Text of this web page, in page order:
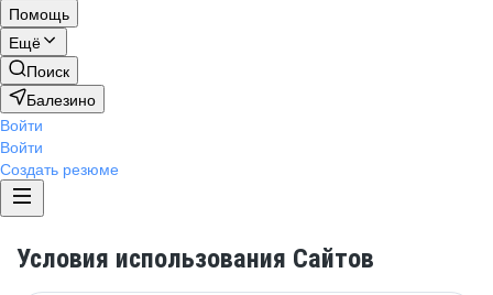
Помощь
Ещё
Поиск
Балезино
Войти
Войти
Создать резюме
Условия использования Сайтов